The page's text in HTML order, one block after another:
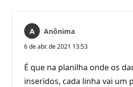
Anônima
6 de abr. de 2021 13:53
É que na planilha onde os
inseridos, cada linha vai um